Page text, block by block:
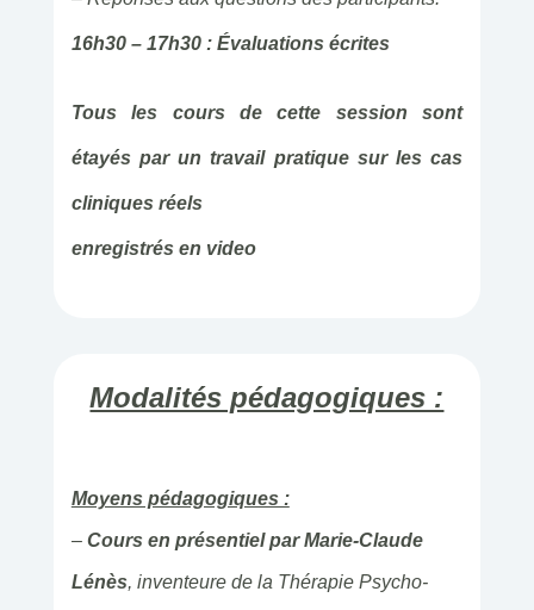
16h30 – 17h30 : Évaluations écrites
Tous les cours de cette session sont
étayés par un travail pratique sur les cas
cliniques réels
enregistrés en video
Modalités pédagogiques :
Moyens pédagogiques :
– Cours en présentiel par Marie-Claude
Lénès, inventeure de la Thérapie Psycho-